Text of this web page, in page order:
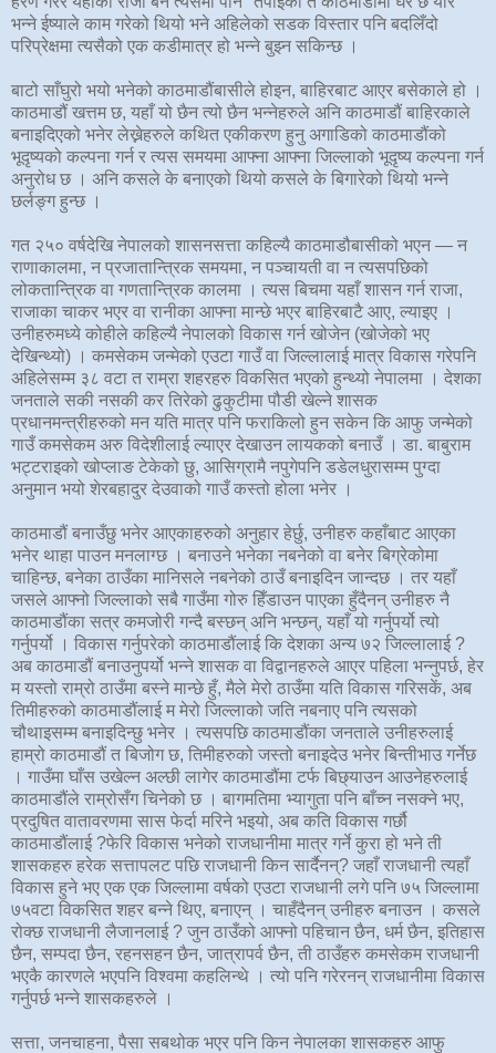
भन्ने ईष्याले काम गरेको थियो भने अहिलेको सडक विस्तार पनि बदलिँदो
परिप्रेक्षमा त्यसैको एक कडीमात्र हो भन्ने बुझ्न सकिन्छ ।
बाटो साँघुरो भयो भनेको काठमाडौंबासीले होइन, बाहिरबाट आएर बसेकाले हो ।
काठमाडौं खत्तम छ, यहाँ यो छैन त्यो छैन भन्नेहरुले अनि काठमाडौं बाहिरकाले
बनाइदिएको भनेर लेख्नेहरुले कथित एकीकरण हुनु अगाडिको काठमाडौंको
भूदृष्यको कल्पना गर्न र त्यस समयमा आफ्ना आफ्ना जिल्लाको भूदृष्य कल्पना गर्न
अनुरोध छ । अनि कसले के बनाएको थियो कसले के बिगारेको थियो भन्ने
छर्लङ्ग हुन्छ ।
गत २५० वर्षदेखि नेपालको शासनसत्ता कहिल्यै काठमाडौबासीको भएन — न
राणाकालमा, न प्रजातान्त्रिक समयमा, न पञ्चायती वा न त्यसपछिको
लोकतान्त्रिक वा गणतान्त्रिक कालमा । त्यस बिचमा यहाँ शासन गर्न राजा,
राजाका चाकर भएर वा रानीका आफ्ना मान्छे भएर बाहिरबाटै आए, ल्याइए ।
उनीहरुमध्ये कोहीले कहिल्यै नेपालको विकास गर्न खोजेन (खोजेको भए
देखिन्थ्यो) । कमसेकम जन्मेको एउटा गाउँ वा जिल्लालाई मात्र विकास गरेपनि
अहिलेसम्म ३८ वटा त राम्रा शहरहरु विकसित भएको हुन्थ्यो नेपालमा । देशका
जनताले सकी नसकी कर तिरेको ढुकुटीमा पौडी खेल्ने शासक
प्रधानमन्त्रीहरुको मन यति मात्र पनि फराकिलो हुन सकेन कि आफु जन्मेको
गाउँ कमसेकम अरु विदेशीलाई ल्याएर देखाउन लायकको बनाउँ । डा. बाबुराम
भट्टराइको खोप्लाङ टेकेको छु, आसिग्रामै नपुगेपनि डडेलधुरासम्म पुग्दा
अनुमान भयो शेरबहादुर देउवाको गाउँ कस्तो होला भनेर ।
काठमाडौं बनाउँछु भनेर आएकाहरुको अनुहार हेर्छु, उनीहरु कहाँबाट आएका
भनेर थाहा पाउन मनलाग्छ । बनाउने भनेका नबनेको वा बनेर बिग्रेकोमा
चाहिन्छ, बनेका ठाउँका मानिसले नबनेको ठाउँ बनाइदिन जान्दछ । तर यहाँ
जसले आफ्नो जिल्लाको सबै गाउँमा गोरु हिँडाउन पाएका हुँदैनन् उनीहरु नै
काठमाडौंका सत्र कमजोरी गन्दै बस्छन् अनि भन्छन्, यहाँ यो गर्नुपर्यो त्यो
गर्नुपर्यो । विकास गर्नुपरेको काठमाडौंलाई कि देशका अन्य ७२ जिल्लालाई ?
अब काठमाडौं बनाउनुपर्यो भन्ने शासक वा विद्वानहरुले आएर पहिला भन्नुपर्छ, हेर
म यस्तो राम्रो ठाउँमा बस्ने मान्छे हुँ, मैले मेरो ठाउँमा यति विकास गरिसकें, अब
तिमीहरुको काठमाडौंलाई म मेरो जिल्लाको जति नबनाए पनि त्यसको
चौथाइसम्म बनाइदिन्छु भनेर । त्यसपछि काठमाडौंका जनताले उनीहरुलाई
हाम्रो काठमाडौं त बिजोग छ, तिमीहरुको जस्तो बनाइदेउ भनेर बिन्तीभाउ गर्नेछ
। गाउँमा घाँस उखेल्न अल्छी लागेर काठमाडौंमा टर्फ बिछ्याउन आउनेहरुलाई
काठमाडौंले राम्रोसँग चिनेको छ । बागमतिमा भ्यागुता पनि बाँच्न नसक्ने भए,
प्रदुषित वातावरणमा सास फेर्दा मरिने भइयो, अब कति विकास गर्छौ
काठमाडौंलाई ?फेरि विकास भनेको राजधानीमा मात्र गर्ने कुरा हो भने ती
शासकहरु हरेक सत्तापलट पछि राजधानी किन सार्दैनन्? जहाँ राजधानी त्यहाँ
विकास हुने भए एक एक जिल्लामा वर्षको एउटा राजधानी लगे पनि ७५ जिल्लामा
७५वटा विकसित शहर बन्ने थिए, बनाएन् । चाहँदैनन् उनीहरु बनाउन । कसले
रोक्छ राजधानी लैजानलाई ? जुन ठाउँको आफ्नो पहिचान छैन, धर्म छैन, इतिहास
छैन, सम्पदा छैन, रहनसहन छैन, जात्रापर्व छैन, ती ठाउँहरु कमसेकम राजधानी
भएकै कारणले भएपनि विश्वमा कहलिन्थे । त्यो पनि गरेरनन् राजधानीमा विकास
गर्नुपर्छ भन्ने शासकहरुले ।
सत्ता, जनचाहना, पैसा सबथोक भएर पनि किन नेपालका शासकहरु आफु